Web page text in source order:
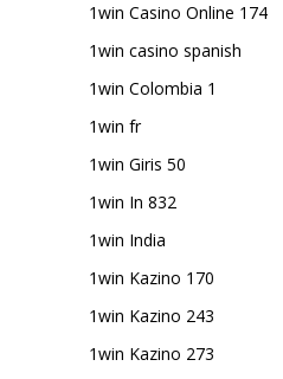
1win Casino Online 174
1win casino spanish
1win Colombia 1
1win fr
1win Giris 50
1win In 832
1win India
1win Kazino 170
1win Kazino 243
1win Kazino 273